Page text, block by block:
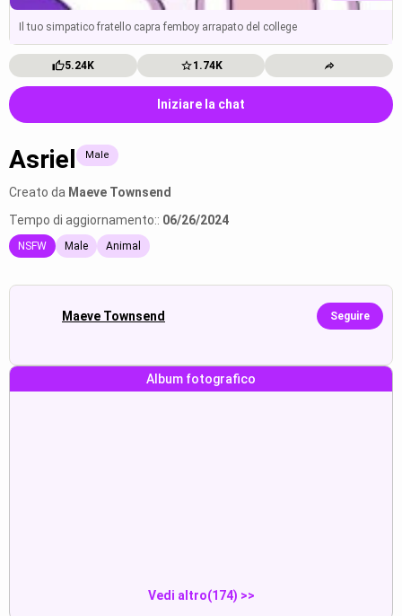
Il tuo simpatico fratello capra femboy arrapato del college
5.24K 1.74K
Iniziare la chat
Asriel Male
Creato da Maeve Townsend
Tempo di aggiornamento:: 06/26/2024
NSFW Male Animal
Maeve Townsend Seguire
Album fotografico
Vedi altro(174) >>